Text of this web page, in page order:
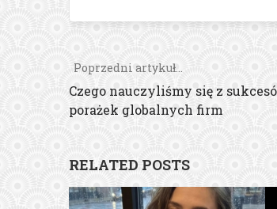
Poprzedni artykuł...
Czego nauczyliśmy się z
porażek globalnych firm
RELATED POSTS